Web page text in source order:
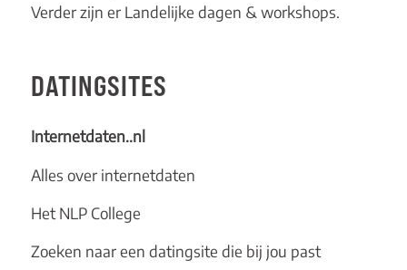
Verder zijn er Landelijke dagen & workshops.
DATINGSITES
Internetdaten..nl
Alles over internetdaten
Het NLP College
Zoeken naar een datingsite die bij jou past